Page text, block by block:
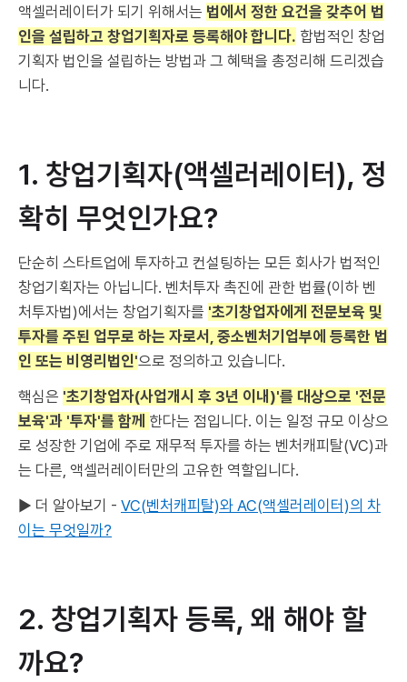
액셀러레이터가 되기 위해서는 법에서 정한 요건을 갖추어 법
인을 설립하고 창업기획자로 등록해야 합니다. 합법적인 창업
기획자 법인을 설립하는 방법과 그 혜택을 총정리해 드리겠습
니다.
1. 창업기획자(액셀러레이터), 정
확히 무엇인가요?
단순히 스타트업에 투자하고 컨설팅하는 모든 회사가 법적인
창업기획자는 아닙니다. 벤처투자 촉진에 관한 법률(이하 벤
처투자법)에서는 창업기획자를 '초기창업자에게 전문보육 및
투자를 주된 업무로 하는 자로서, 중소벤처기업부에 등록한 법
인 또는 비영리법인'으로 정의하고 있습니다.
핵심은 '초기창업자(사업개시 후 3년 이내)'를 대상으로 '전문
보육'과 '투자'를 함께 한다는 점입니다. 이는 일정 규모 이상으
로 성장한 기업에 주로 재무적 투자를 하는 벤처캐피탈(VC)과
는 다른, 액셀러레이터만의 고유한 역할입니다.
▶ 더 알아보기 - VC(벤처캐피탈)와 AC(액셀러레이터)의 차
이는 무엇일까?
2. 창업기획자 등록, 왜 해야 할
까요?